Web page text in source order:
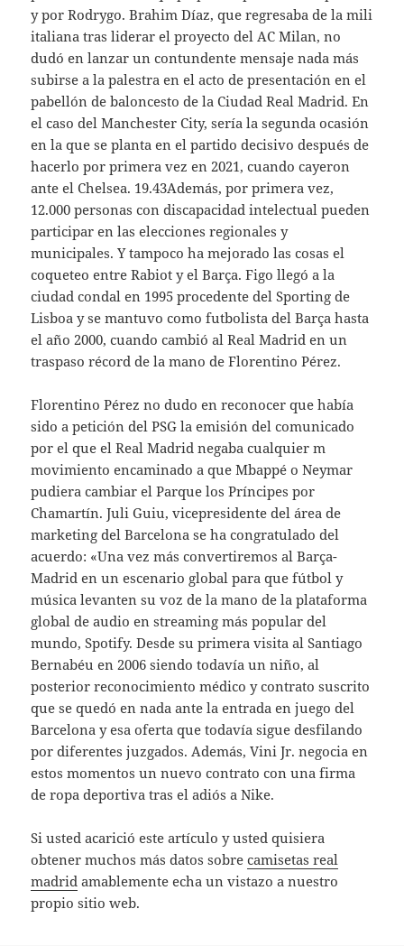
y por Rodrygo. Brahim Díaz, que regresaba de la mili
italiana tras liderar el proyecto del AC Milan, no
dudó en lanzar un contundente mensaje nada más
subirse a la palestra en el acto de presentación en el
pabellón de baloncesto de la Ciudad Real Madrid. En
el caso del Manchester City, sería la segunda ocasión
en la que se planta en el partido decisivo después de
hacerlo por primera vez en 2021, cuando cayeron
ante el Chelsea. 19.43Además, por primera vez,
12.000 personas con discapacidad intelectual pueden
participar en las elecciones regionales y
municipales. Y tampoco ha mejorado las cosas el
coqueteo entre Rabiot y el Barça. Figo llegó a la
ciudad condal en 1995 procedente del Sporting de
Lisboa y se mantuvo como futbolista del Barça hasta
el año 2000, cuando cambió al Real Madrid en un
traspaso récord de la mano de Florentino Pérez.
Florentino Pérez no dudo en reconocer que había
sido a petición del PSG la emisión del comunicado
por el que el Real Madrid negaba cualquier m
movimiento encaminado a que Mbappé o Neymar
pudiera cambiar el Parque los Príncipes por
Chamartín. Juli Guiu, vicepresidente del área de
marketing del Barcelona se ha congratulado del
acuerdo: «Una vez más convertiremos al Barça-
Madrid en un escenario global para que fútbol y
música levanten su voz de la mano de la plataforma
global de audio en streaming más popular del
mundo, Spotify. Desde su primera visita al Santiago
Bernabéu en 2006 siendo todavía un niño, al
posterior reconocimiento médico y contrato suscrito
que se quedó en nada ante la entrada en juego del
Barcelona y esa oferta que todavía sigue desfilando
por diferentes juzgados. Además, Vini Jr. negocia en
estos momentos un nuevo contrato con una firma
de ropa deportiva tras el adiós a Nike.
Si usted acarició este artículo y usted quisiera
obtener muchos más datos sobrecamisetas real
madrid amablemente echa un vistazo a nuestro
propio sitio web.